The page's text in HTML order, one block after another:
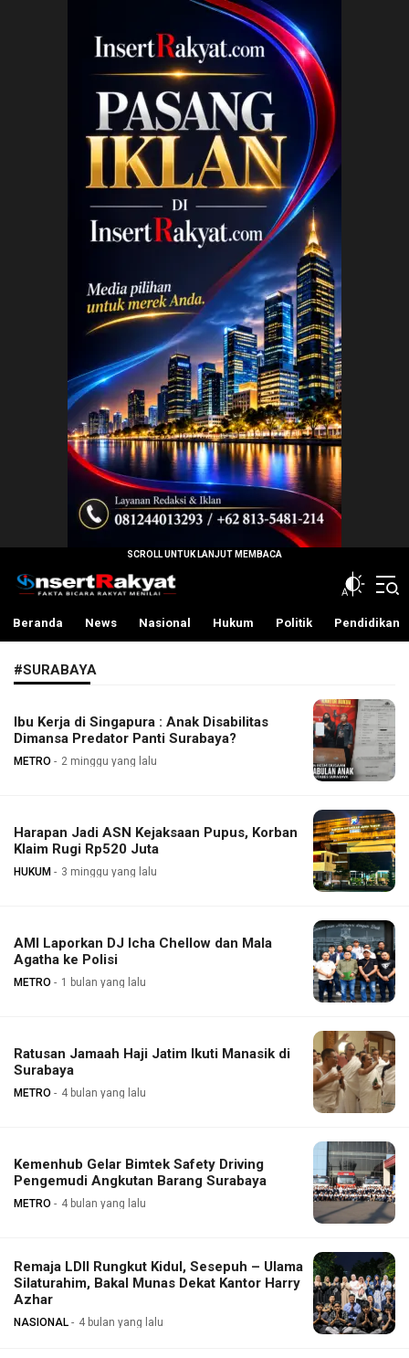
InsertRakyat.com
Fakta Bicara Rakyat Menilai
Beranda News Nasional Hukum Politik Pendidikan
#SURABAYA
Ibu Kerja di Singapura : Anak Disabilitas
Dimansa Predator Panti Surabaya?
METRO 2 minggu yang lalu
Harapan Jadi ASN Kejaksaan Pupus, Korban
Klaim Rugi Rp520 Juta
HUKUM 3 minggu yang lalu
AMI Laporkan DJ Icha Chellow dan Mala
Agatha ke Polisi
METRO 1 bulan yang lalu
Ratusan Jamaah Haji Jatim Ikuti Manasik di
Surabaya
METRO 4 bulan yang lalu
Kemenhub Gelar Bimtek Safety Driving
Pengemudi Angkutan Barang Surabaya
METRO 4 bulan yang lalu
Remaja LDII Rungkut Kidul, Sesepuh – Ulama
Silaturahim, Bakal Munas Dekat Kantor Harry
Azhar
NASIONAL 4 bulan yang lalu